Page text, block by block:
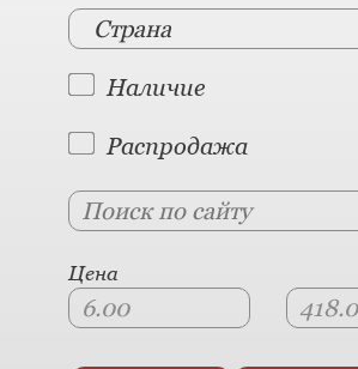
Страна
Наличие
Распродажа
Цена